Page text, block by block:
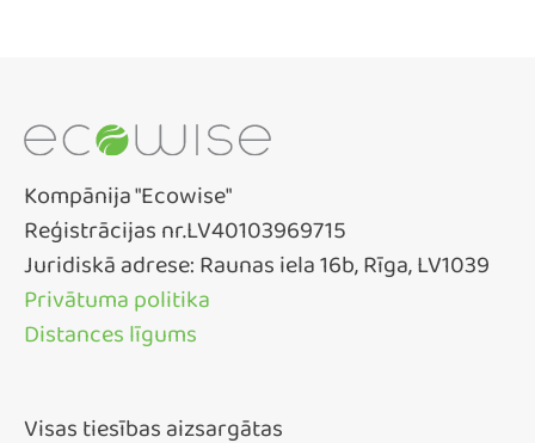
Kompānija "Ecowise"
Reģistrācijas nr.LV40103969715
Juridiskā adrese: Raunas iela 16b, Rīga, LV1039
Privātuma politika
Distances līgums